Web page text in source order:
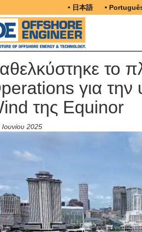
• 日本語 •
το
για την
της Equinor
2025